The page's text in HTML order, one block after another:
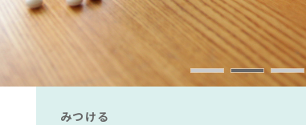
#2022 春ドラマ#家具#カリモク家具#インダ
みつける
みつける
みつける
みつける
みつける
みつける